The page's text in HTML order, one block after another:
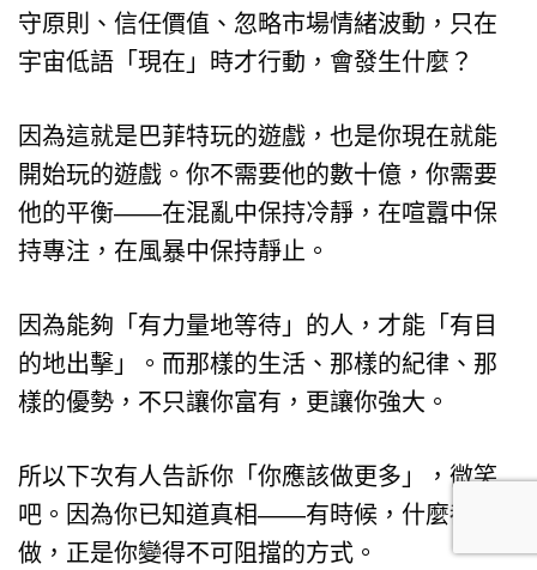
守原則、信任價值、忽略市場情緒波動，只在
宇宙低語「現在」時才行動，會發生什麼？
因為這就是巴菲特玩的遊戲，也是你現在就能
開始玩的遊戲。你不需要他的數十億，你需要
他的平衡——在混亂中保持冷靜，在喧囂中保
持專注，在風暴中保持靜止。
因為能夠「有力量地等待」的人，才能「有目
的地出擊」。而那樣的生活、那樣的紀律、那
樣的優勢，不只讓你富有，更讓你強大。
所以下次有人告訴你「你應該做更多」，微笑
吧。因為你已知道真相——有時候，什麼都不
做，正是你變得不可阻擋的方式。